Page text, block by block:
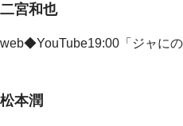
二宮和也
web◆YouTube19:00「ジャにの
松本潤